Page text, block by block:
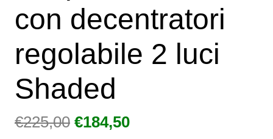
con decentratori
regolabile 2 luci
Shaded
€225,00 Il
€184,50Il